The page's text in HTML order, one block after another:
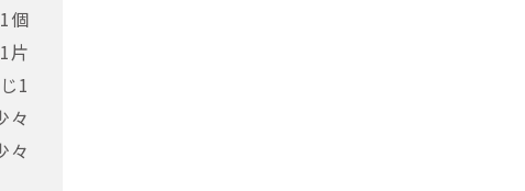
1個
1片
1
々
々